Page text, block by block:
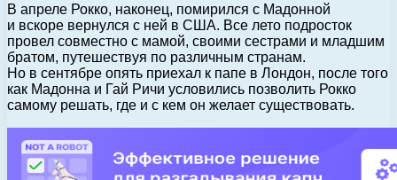
В апреле Рокко, наконец, помирился с Мадонной
и вскоре вернулся с ней в США. Все лето подросток
провел совместно с мамой, своими сестрами и младшим
братом, путешествуя по различным странам.
Но в сентябре опять приехал к папе в Лондон, после того
как Мадонна и Гай Ричи условились позволить Рокко
самому решать, где и с кем он желает существовать.